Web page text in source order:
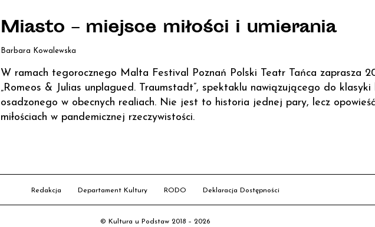
Miasto – miejsce miłości i umierania
Barbara Kowalewska
W ramach tegorocznego Malta Festival Poznań Polski Teatr Tańca zaprasza
„Romeos & Julias unplagued. Traumstadt”, spektaklu nawiązującego do
osadzonego w obecnych realiach. Nie jest to historia jednej pary, lecz
miłościach w pandemicznej rzeczywistości.
Redakcja Departament Kultury RODO Deklaracja Dostępności
© Kultura u Podstaw 2018 – 2026